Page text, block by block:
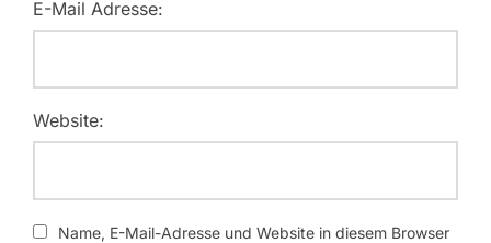
E-Mail Adresse:
Website:
Name, E-Mail-Adresse und Website in diesem Browser